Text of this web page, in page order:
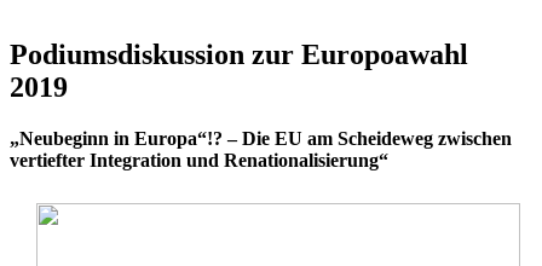
Podiumsdiskussion zur Europoawahl
2019
„Neubeginn in Europa“!? – Die EU am Scheideweg zwischen
vertiefter Integration und Renationalisierung“